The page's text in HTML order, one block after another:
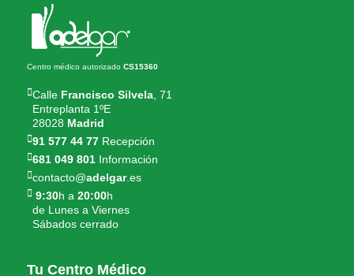
Centro médico autorizadoCS15360
Calle Francisco Silvela , 71
Entreplanta 1ºE
28028 Madrid
91 577 44 77 Recepción
681 049 801 Información
contacto@adelgar.es
9:30h a20:00h
de Lunes a Viernes
Sábados cerrado
Tu Centro Médico